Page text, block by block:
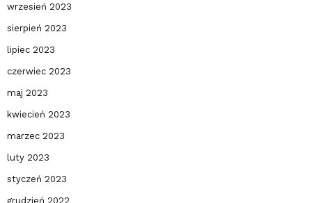
wrzesień 2023
sierpień 2023
lipiec 2023
czerwiec 2023
maj 2023
kwiecień 2023
marzec 2023
luty 2023
styczeń 2023
grudzień 2022